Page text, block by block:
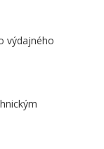
výdajného